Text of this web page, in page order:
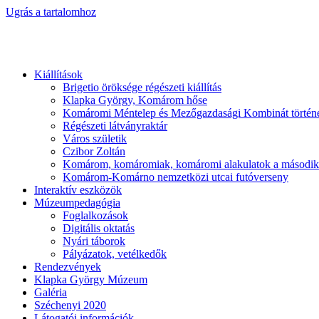
Ugrás a tartalomhoz
Kiállítások
Brigetio öröksége régészeti kiállítás
Klapka György, Komárom hőse
Komáromi Méntelep és Mezőgazdasági Kombinát
Régészeti látványraktár
Város születik
Czibor Zoltán
Komárom, komáromiak, komáromi alakulatok a
Komárom-Komárno nemzetközi utcai futóverseny
Interaktív eszközök
Múzeumpedagógia
Foglalkozások
Digitális oktatás
Nyári táborok
Pályázatok, vetélkedők
Rendezvények
Klapka György Múzeum
Galéria
Széchenyi 2020